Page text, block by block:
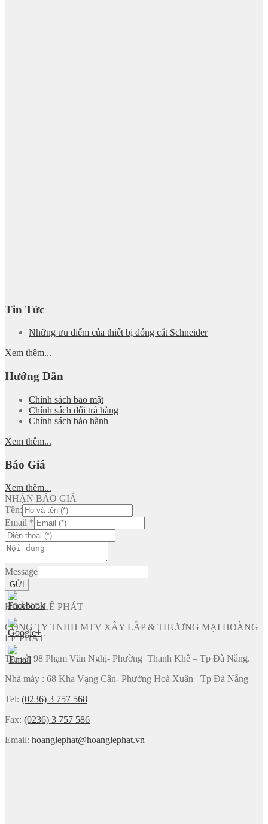
Tin Tức
Những ưu điểm của thiết bị đóng cắt Schneider
Xem thêm...
Hướng Dẫn
Chính sách bảo mật
Chính sách đổi trả hàng
Chính sách bảo hành
Xem thêm...
Báo Giá
Xem thêm...
NHẬN BÁO GIÁ
Tên:
Email *
Message
GỬI
HOÀNG LÊ PHÁT
CÔNG TY TNHH MTV XÂY LẮP & THƯƠNG MẠI HOÀNG
LÊ PHÁT
Trụ sở: 98 Phạm Văn Nghị- Phường Thanh Khê – Tp Đà Nẵng.
Nhà máy : 68 Kha Vạng Cân- Phường Hoà Xuân– Tp Đà Nẵng
Tel: (0236) 3 757 568
Fax: (0236) 3 757 586
Email: hoanglephat@hoanglephat.vn